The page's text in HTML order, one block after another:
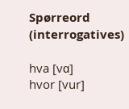
Spørreord
(interrogatives)
hva [vɑ]
hvor [vur]